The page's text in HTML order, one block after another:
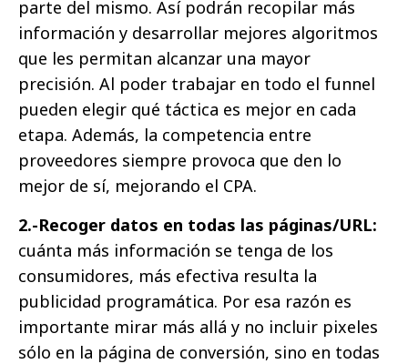
parte del mismo. Así podrán recopilar más
información y desarrollar mejores algoritmos
que les permitan alcanzar una mayor
precisión. Al poder trabajar en todo el funnel
pueden elegir qué táctica es mejor en cada
etapa. Además, la competencia entre
proveedores siempre provoca que den lo
mejor de sí, mejorando el CPA.
2.-Recoger datos en todas las páginas/URL:
cuánta más información se tenga de los
consumidores, más efectiva resulta la
publicidad programática. Por esa razón es
importante mirar más allá y no incluir pixeles
sólo en la página de conversión, sino en todas